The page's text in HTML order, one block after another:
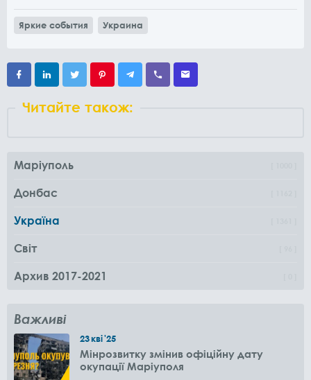
Яркие события Украина
Читайте також:
Маріуполь
Донбас
Україна
Світ
Архив 2017-2021
Важливі
23кві'25
Мінрозвитку змінив офіційну дату
окупації Маріуполя